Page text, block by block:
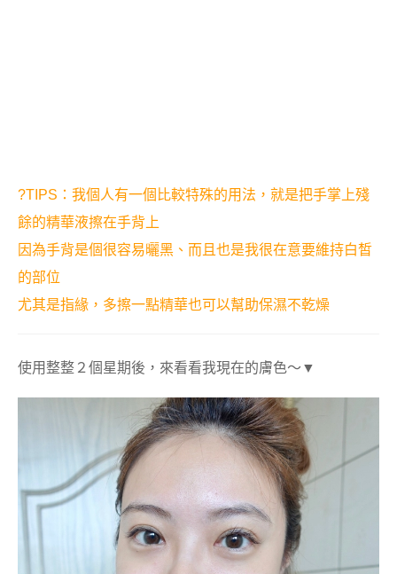
?TIPS：我個人有一個比較特殊的用法，就是把手掌上殘
餘的精華液擦在手背上
因為手背是個很容易曬黑、而且也是我很在意要維持白皙
的部位
尤其是指緣，多擦一點精華也可以幫助保濕不乾燥
使用整整２個星期後，來看看我現在的膚色～▼